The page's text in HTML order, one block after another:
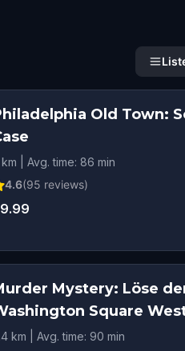
Old Town:
| Avg. time: 86 min
4.6(95 reviews)
Mystery: Löse
Square
km | Avg. time: 90 min